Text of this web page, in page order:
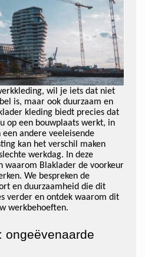
wil je iets dat niet
is, maar ook duurzaam en
kleding biedt precies dat
op een bouwplaats werkt, in
andere veeleisende
kan het verschil maken
werkdag. In deze
waarom Blaklader de voorkeur
We bespreken de
en duurzaamheid die dit
verder en ontdek waarom dit
werkbehoeften.
ongeëvenaarde